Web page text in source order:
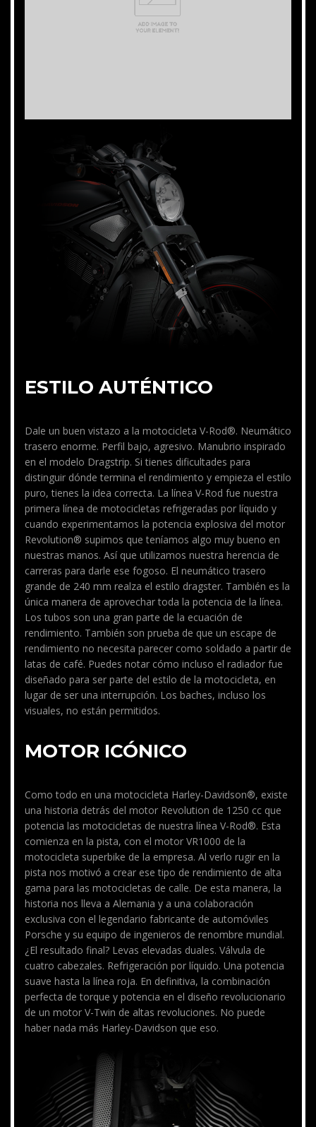
ESTILO AUTÉNTICO
Dale un buen vistazo a la motocicleta V-Rod®. Neumático
trasero enorme. Perfil bajo, agresivo. Manubrio inspirado
en el modelo Dragstrip. Si tienes dificultades para
distinguir dónde termina el rendimiento y empieza el estilo
puro, tienes la idea correcta. La línea V-Rod fue nuestra
primera línea de motocicletas refrigeradas por líquido y
cuando experimentamos la potencia explosiva del motor
Revolution® supimos que teníamos algo muy bueno en
nuestras manos. Así que utilizamos nuestra herencia de
carreras para darle ese fogoso. El neumático trasero
grande de 240 mm realza el estilo dragster. También es la
única manera de aprovechar toda la potencia de la línea.
Los tubos son una gran parte de la ecuación de
rendimiento. También son prueba de que un escape de
rendimiento no necesita parecer como soldado a partir de
latas de café. Puedes notar cómo incluso el radiador fue
diseñado para ser parte del estilo de la motocicleta, en
lugar de ser una interrupción. Los baches, incluso los
visuales, no están permitidos.
MOTOR ICÓNICO
Como todo en una motocicleta Harley-Davidson®, existe
una historia detrás del motor Revolution de 1250 cc que
potencia las motocicletas de nuestra línea V-Rod®. Esta
comienza en la pista, con el motor VR1000 de la
motocicleta superbike de la empresa. Al verlo rugir en la
pista nos motivó a crear ese tipo de rendimiento de alta
gama para las motocicletas de calle. De esta manera, la
historia nos lleva a Alemania y a una colaboración
exclusiva con el legendario fabricante de automóviles
Porsche y su equipo de ingenieros de renombre mundial.
¿El resultado final? Levas elevadas duales. Válvula de
cuatro cabezales. Refrigeración por líquido. Una potencia
suave hasta la línea roja. En definitiva, la combinación
perfecta de torque y potencia en el diseño revolucionario
de un motor V-Twin de altas revoluciones. No puede
haber nada más Harley-Davidson que eso.